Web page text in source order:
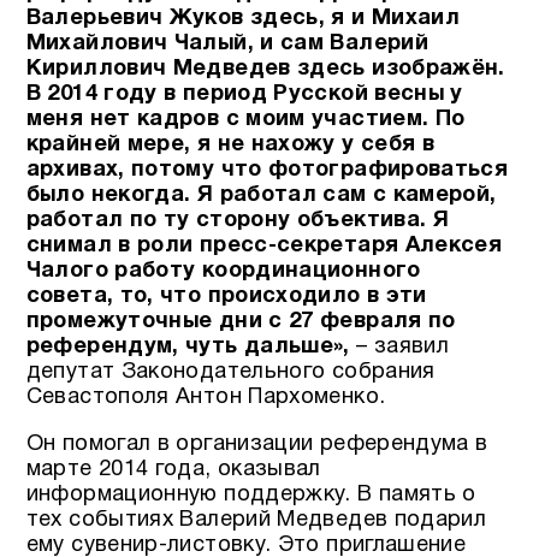
Валерьевич Жуков здесь, я и Михаил
Михайлович Чалый, и сам Валерий
Кириллович Медведев здесь изображён.
В 2014 году в период Русской весны у
меня нет кадров с моим участием. По
крайней мере, я не нахожу у себя в
архивах, потому что фотографироваться
было некогда. Я работал сам с камерой,
работал по ту сторону объектива. Я
снимал в роли пресс-секретаря Алексея
Чалого работу координационного
совета, то, что происходило в эти
промежуточные дни с 27 февраля по
референдум, чуть дальше», – заявил
депутат Законодательного собрания
Севастополя Антон Пархоменко.
Он помогал в организации референдума в
марте 2014 года, оказывал
информационную поддержку. В память о
тех событиях Валерий Медведев подарил
ему сувенир-листовку. Это приглашение